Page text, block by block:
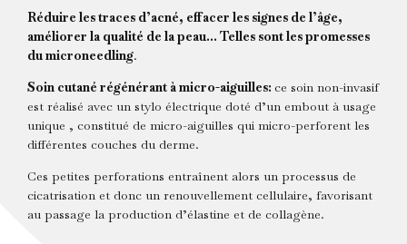
Réduire les traces d’acné, effacer les signes de l’âge,
améliorer la qualité de la peau… Telles sont les promesses
du microneedling.
Soin cutané régénérant à micro-aiguilles: ce soin non-invasif
est réalisé avec un stylo électrique doté d’un embout à usage
unique , constitué de micro-aiguilles qui micro-perforent les
différentes couches du derme.
Ces petites perforations entraînent alors un processus de
cicatrisation et donc un renouvellement cellulaire, favorisant
au passage la production d’élastine et de collagène.